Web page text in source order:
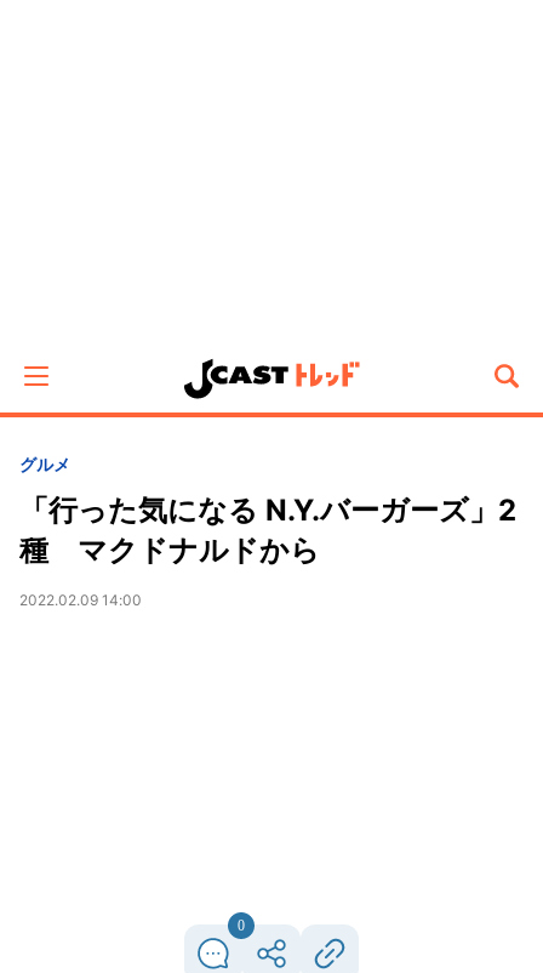
グルメ
「行った気になる N.Y.バーガーズ」2
種 マクドナルドから
2022.02.09 14:00
0